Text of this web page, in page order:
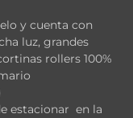
y cuenta con
luz, grandes
rollers 100%
estacionar en la